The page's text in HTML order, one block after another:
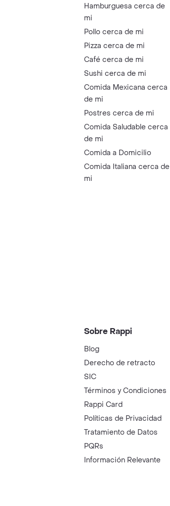
Hamburguesa cerca de
mi
Pollo cerca de mi
Pizza cerca de mi
Café cerca de mi
Sushi cerca de mi
Comida Mexicana cerca
de mi
Postres cerca de mi
Comida Saludable cerca
de mi
Comida a Domicilio
Comida Italiana cerca de
mi
Sobre Rappi
Blog
Derecho de retracto
SIC
Términos y Condiciones
Rappi Card
Políticas de Privacidad
Tratamiento de Datos
PQRs
Información Relevante